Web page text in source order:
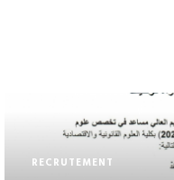
RECRUTEMENT